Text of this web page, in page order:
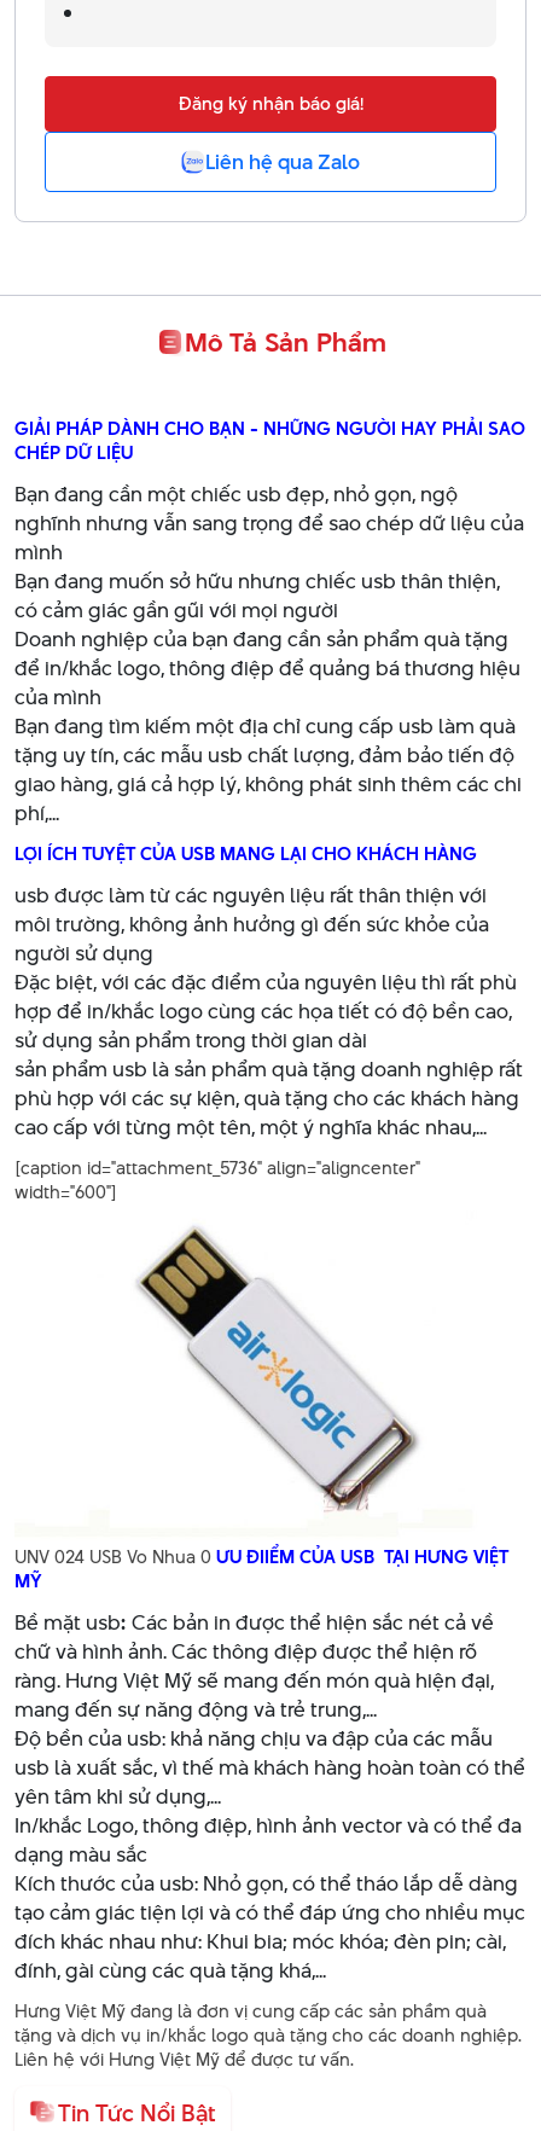
Đăng ký nhận báo giá!
Liên hệ qua Zalo
Mô Tả Sản Phẩm
GIẢI PHÁP DÀNH CHO BẠN - NHỮNG NGƯỜI HAY PHẢI SAO
CHÉP DỮ LIỆU
Bạn đang cần một chiếc usb đẹp, nhỏ gọn, ngộ
nghĩnh nhưng vẫn sang trọng để sao chép dữ liệu của
mình
Bạn đang muốn sở hữu nhưng chiếc usb thân thiện,
có cảm giác gần gũi với mọi người
Doanh nghiệp của bạn đang cần sản phẩm quà tặng
để in/khắc logo, thông điệp để quảng bá thương hiệu
của mình
Bạn đang tìm kiếm một địa chỉ cung cấp usb làm quà
tặng uy tín, các mẫu usb chất lượng, đảm bảo tiến độ
giao hàng, giá cả hợp lý, không phát sinh thêm các chi
phí,...
LỢI ÍCH TUYỆT CỦA USB MANG LẠI CHO KHÁCH HÀNG
usb được làm từ các nguyên liệu rất thân thiện với
môi trường, không ảnh hưởng gì đến sức khỏe của
người sử dụng
Đặc biệt, với các đặc điểm của nguyên liệu thì rất phù
hợp để in/khắc logo cùng các họa tiết có độ bền cao,
sử dụng sản phẩm trong thời gian dài
sản phẩm usb là sản phẩm quà tặng doanh nghiệp rất
phù hợp với các sự kiện, quà tặng cho các khách hàng
cao cấp với từng một tên, một ý nghĩa khác nhau,...
[caption id="attachment_5736" align="aligncenter"
width="600"]
UNV 024 USB Vo Nhua 0ƯU ĐIIỂM CỦA USB TẠI HƯNG VIỆT
MỸ
Bề mặt usb: Các bản in được thể hiện sắc nét cả về
chữ và hình ảnh. Các thông điệp được thể hiện rõ
ràng. Hưng Việt Mỹ sẽ mang đến món quà hiện đại,
mang đến sự năng động và trẻ trung,...
Độ bền của usb: khả năng chịu va đập của các mẫu
usb là xuất sắc, vì thế mà khách hàng hoàn toàn có thể
yên tâm khi sử dụng,...
In/khắc Logo, thông điệp, hình ảnh vector và có thể đa
dạng màu sắc
Kích thước của usb: Nhỏ gọn, có thể tháo lắp dễ dàng
tạo cảm giác tiện lợi và có thể đáp ứng cho nhiều mục
đích khác nhau như: Khui bia; móc khóa; đèn pin; cài,
đính, gài cùng các quà tặng khá,...
Hưng Việt Mỹ đang là đơn vị cung cấp các sản phầm quà
tặng và dịch vụ in/khắc logo quà tặng cho các doanh nghiệp.
Liên hệ với Hưng Việt Mỹ để được tư vấn.
Tin Tức Nổi Bật